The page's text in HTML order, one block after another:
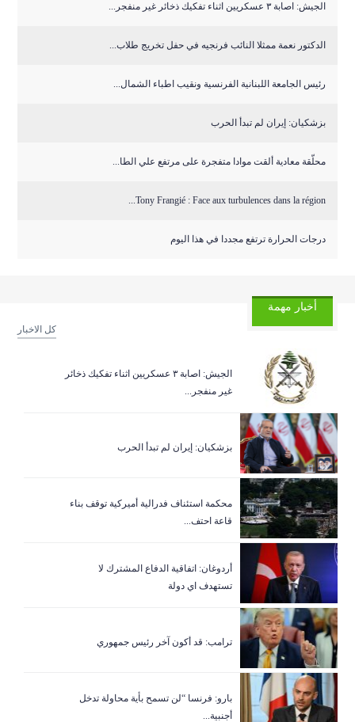
الجيش: اصابة ٣ عسكريين اثناء تفكيك ذخائر غير منفجر...
الدكتور نعمة ممثلا النائب فرنجيه في حفل تخريج طلاب...
رئيس الجامعة اللبنانية الفرنسية ونقيب اطباء الشمال...
بزشكيان: إيران لم تبدأ الحرب
محلّقة معادية ألقت موادا متفجرة على مرتفع علي الطا...
Tony Frangié : Face aux turbulences dans la région...
درجات الحرارة ترتفع مجددا في هذا اليوم
أخبار مهمة
كل الاخبار
الجيش: اصابة ٣ عسكريين اثناء تفكيك ذخائر
غير منفجر...
بزشكيان: إيران لم تبدأ الحرب
‏محكمة استئناف فدرالية أميركية توقف بناء
قاعة احتف...
أردوغان: اتفاقية الدفاع المشترك لا
تستهدف اي دولة
ترامب: قد أكون آخر رئيس جمهوري
بارو: فرنسا “لن تسمح بأية محاولة تدخل
أجنبية...